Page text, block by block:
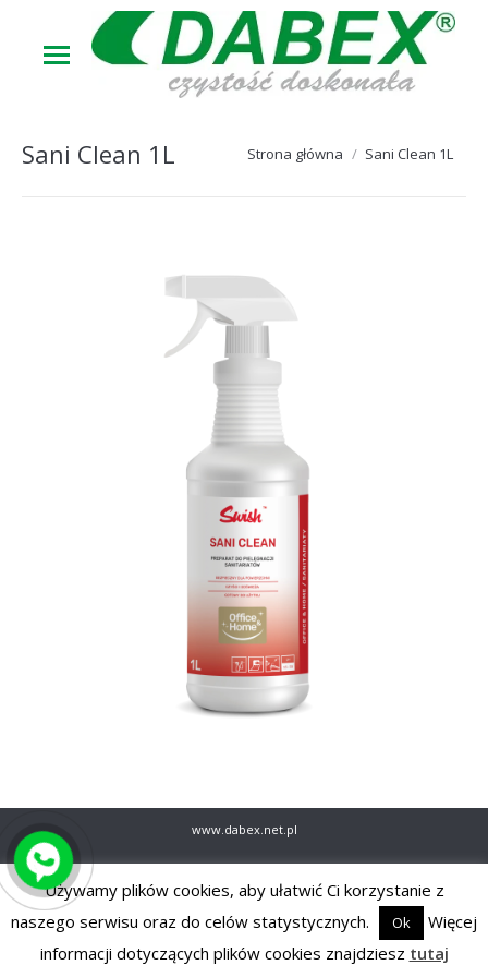
Sani Clean 1L Jesteś tutaj:
Strona główna Sani Clean 1L
www.dabex.net.pl
Używamy plików cookies, aby ułatwić Ci korzystanie z
naszego serwisu oraz do celów statystycznych.
Ok
Więcej
informacji dotyczących plików cookies znajdziesz tutaj